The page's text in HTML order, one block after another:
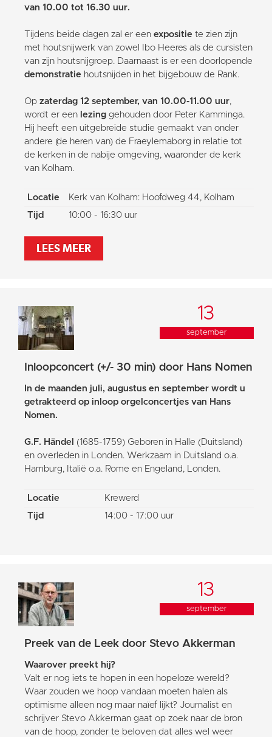
van 10.00 tot 16.30 uur.
Tijdens beide dagen zal er een expositie te zien zijn
met houtsnijwerk van zowel Ibo Heeres als de cursisten
van zijn houtsnijgroep. Daarnaast is er een doorlopende
demonstratie houtsnijden in het bijgebouw de Rank.
Op zaterdag 12 september, van 10.00-11.00 uur,
wordt er een lezing gehouden door Peter Kamminga.
Hij heeft een uitgebreide studie gemaakt van onder
andere (de heren van) de Fraeylemaborg in relatie tot
de kerken in de nabije omgeving, waaronder de kerk
van Kolham.
Locatie
Kerk van Kolham: Hoofdweg 44, Kolham
Tijd
10:00 - 16:30 uur
LEES MEER
13
september
Inloopconcert (+/- 30 min) door Hans Nomen
In de maanden juli, augustus en september wordt u
getrakteerd op inloop orgelconcertjes van Hans
Nomen.
G.F. Händel
(1685-1759) Geboren in Halle (Duitsland)
en overleden in Londen. Werkzaam in Duitsland o.a.
Hamburg, Italië o.a. Rome en Engeland, Londen.
Locatie
Krewerd
Tijd
14:00 - 17:00 uur
13
september
Preek van de Leek door Stevo Akkerman
Waarover preekt hij?
Valt er nog iets te hopen in een hopeloze wereld?
Waar zouden we hoop vandaan moeten halen als
optimisme alleen nog maar naïef lijkt? Journalist en
schrijver Stevo Akkerman gaat op zoek naar de bron
van de hoop, zonder te beloven dat alles wel weer